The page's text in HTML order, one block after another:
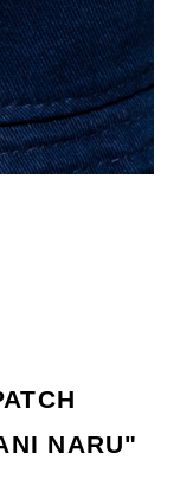
NARU"